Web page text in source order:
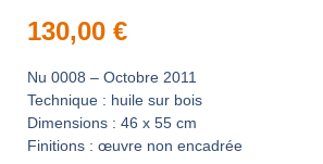
130,00 €
Nu 0008 – Octobre 2011
Technique : huile sur bois
Dimensions : 46 x 55 cm
Finitions : œuvre non encadrée